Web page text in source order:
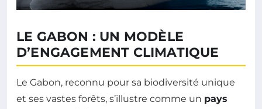
LE GABON : UN MODÈLE
D’ENGAGEMENT CLIMATIQUE
Le Gabon, reconnu pour sa biodiversité unique
et ses vastes forêts, s’illustre comme un pays